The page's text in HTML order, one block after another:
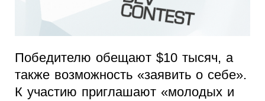
Победителю обещают $10 тысяч, а
также возможность «заявить о себе».
К участию приглашают «молодых и